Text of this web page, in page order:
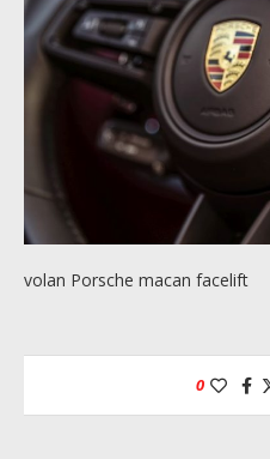
volan Porsche macan facelift
0